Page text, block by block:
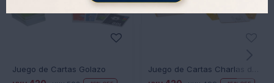
Juego de Cartas Golazo